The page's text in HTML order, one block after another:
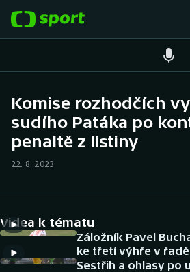
Hokej
Cyklistika
DALŠÍ SPORTY
Komise rozhodčích
sudího Patáka po
penaltě z listiny
22. 8. 2023
Videa k tématu
Záložník Pavel
ke třetí výhře v řadě
Sestřih a ohlasy po